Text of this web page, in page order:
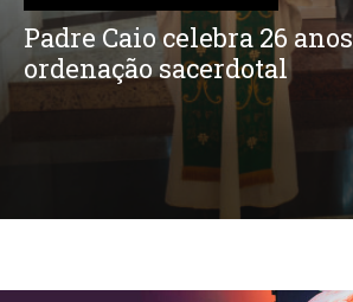
Temporal causa
cirúrgico do Hospital
reduz capacidade de